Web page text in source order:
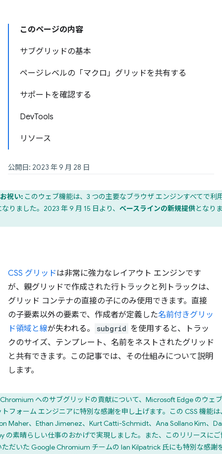
このページの内容
サブグリッドの基本
ページレベルの「マクロ」グリッドを共有する
サポートを確認する
DevTools
リソース
公開日: 2023 年 9 月 28 日
お祝い: このウェブ機能は、3 つの主要なブラウザ エンジンすべてで利
りました。2023 年 9 月 15 日より、 ベースラインの新規提供となり
CSS グリッドは非常に強力なレイアウト エンジンです
が、親グリッドで作成された行トラックと列トラックは、
グリッド コンテナの直接の子にのみ使用できます。直接
の子要素以外の要素で、作成者が定義した名前付きグリッ
ド領域と線が失われる。 subgrid を使用すると、トラッ
クのサイズ、テンプレート、名前をネストされたグリッド
と共有できます。この記事では、その仕組みについて説明
します。
Chromium へのサブグリッドの貢献について、Microsoft Edge のウェ
トフォーム エンジニアに特別な感謝を申し上げます。この CSS 機能は
Maher、Ethan Jimenez、Kurt Catti-Schmidt、Ana Sollano Kim、
の素晴らしい仕事のおかげで実現しました。また、このリリースに
ただいた Google Chromium チームの Ian Kilpatrick 氏にも特別な感謝